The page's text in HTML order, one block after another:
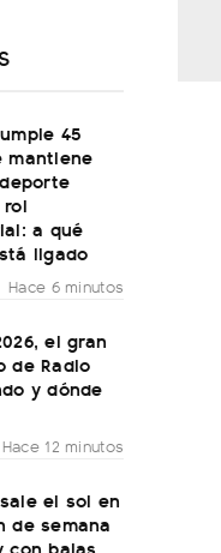
45
mantiene
a qué
ligado
Hace 6 minutos
el gran
de Radio
y dónde
Hace 12 minutos
el sol en
de semana
con bajas